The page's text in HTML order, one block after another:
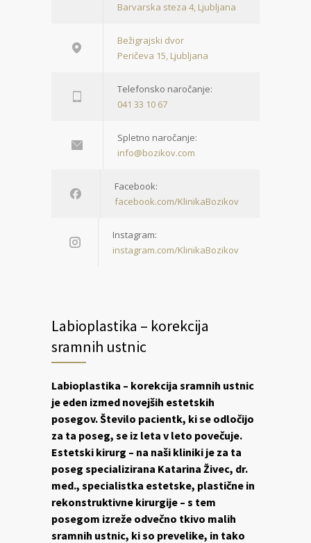
Barvarska steza 4, Ljubljana
Bežigrajski dvor
Peričeva 15, Ljubljana
Telefonsko naročanje:
041 33 10 67
Spletno naročanje:
info@bozikov.com
Facebook:
facebook.com/KlinikaBozikov
Instagram:
instagram.com/KlinikaBozikov
Labioplastika – korekcija
sramnih ustnic
Labioplastika – korekcija sramnih ustnic
je eden izmed novejših estetskih
posegov. Število pacientk, ki se odločijo
za ta poseg, se iz leta v leto povečuje.
Estetski kirurg – na naši kliniki je za ta
poseg specializirana Katarina Živec, dr.
med., specialistka estetske, plastične in
rekonstruktivne kirurgije – s tem
posegom izreže odvečno tkivo malih
sramnih ustnic, ki so prevelike, in tako